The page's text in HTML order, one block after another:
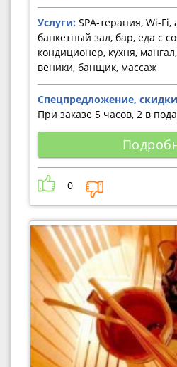
Услуги: SPA-терапия, Wi-Fi,
банкетный зал, бар, еда с
кондиционер, кухня,
веники, банщик, массаж
Спецпредложение,
При заказе 5 часов, 2 в
0